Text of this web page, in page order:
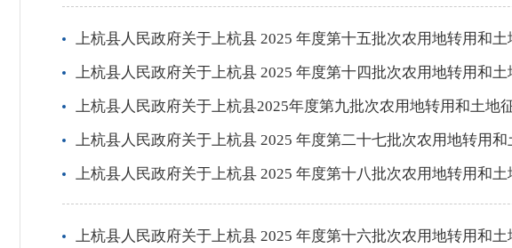
上杭县人民政府关于上杭县 2025 年度第十五批次农用地转用和
上杭县人民政府关于上杭县 2025 年度第十四批次农用地转用和
上杭县人民政府关于上杭县2025年度第九批次农用地转用和土地
上杭县人民政府关于上杭县 2025 年度第二十七批次农用地转用
上杭县人民政府关于上杭县 2025 年度第十八批次农用地转用和
上杭县人民政府关于上杭县 2025 年度第十六批次农用地转用和